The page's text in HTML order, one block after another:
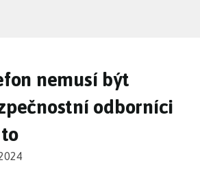
nemusí být
odborníci